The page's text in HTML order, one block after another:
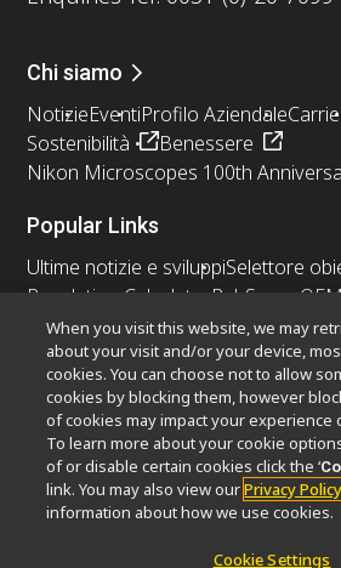
Chi siamo
NotizieEventiProfilo Aziendale
Sostenibilità
Benessere
Nikon Microscopes 100th
Popular Links
Ultime notizie e sviluppiSelettore
Resolution Calculator PubScope OEM
Nikon Small World
MicroscopyU
Altri prodotti Nikon
Prodotti di imaging
Microscopia industriale e
Sistemi di litografia a
Sistemi di litografia a FPD
When you visit this website, we may
about your visit and/or your device,
cookies. You can choose not to allow
cookies by blocking them, however
of cookies may impact your experience
To learn more about your cookie
of or disable certain cookies click the ‘
link. You may also view ourPrivacy Policy
information about how we use cookies.
Cookie Settings